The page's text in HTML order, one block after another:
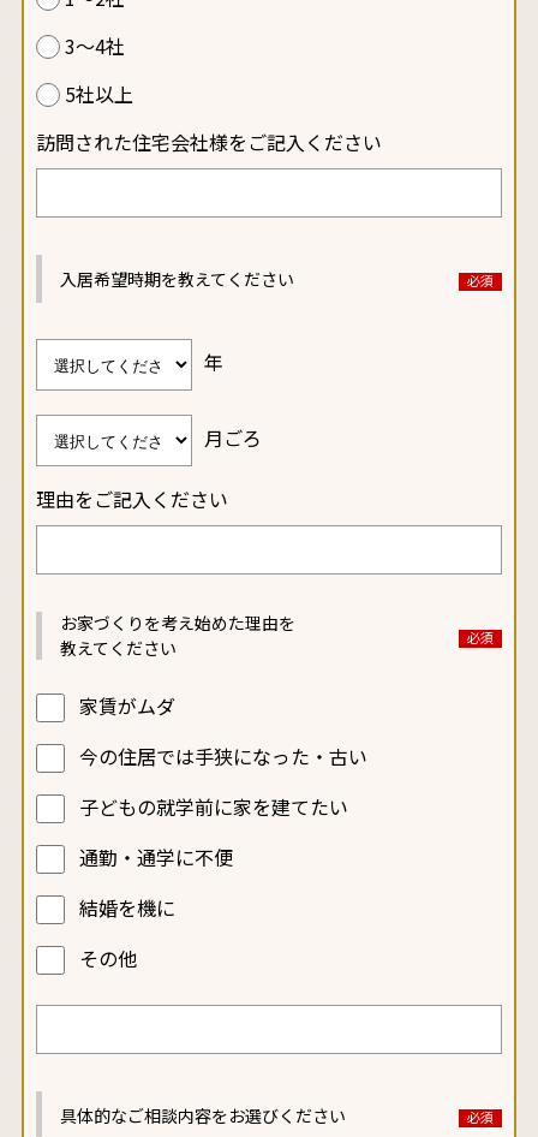
3～4社
5社以上
訪問された住宅会社様をご記入ください
入居希望時期を教えてください
年
月ごろ
理由をご記入ください
お家づくりを考え始めた理由を
教えてください
家賃がムダ
今の住居では手狭になった・古い
子どもの就学前に家を建てたい
通勤・通学に不便
結婚を機に
その他
具体的なご相談内容をお選びください